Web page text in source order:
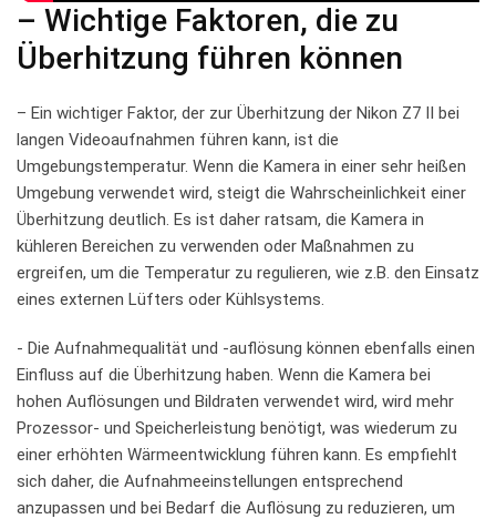
– ⁢Wichtige⁤ Faktoren, die zu
Überhitzung führen können
– Ein wichtiger Faktor, der zur Überhitzung der Nikon Z7 II bei⁤
langen Videoaufnahmen führen⁤ kann, ist‌ die
Umgebungstemperatur. Wenn die Kamera in einer ‌sehr heißen
Umgebung verwendet wird, ⁢steigt ​die Wahrscheinlichkeit einer
Überhitzung deutlich. Es⁤ ist ⁢daher⁢ ratsam,⁤ die⁣ Kamera in
⁤kühleren Bereichen​ zu verwenden ‌oder ‌Maßnahmen​ zu
ergreifen, um die Temperatur zu‌ regulieren, ⁢wie z.B. den‍ Einsatz
eines externen Lüfters oder Kühlsystems.
-‍ Die Aufnahmequalität und -auflösung ⁤können ebenfalls‌ einen
Einfluss ​auf die‌ Überhitzung haben. Wenn die Kamera⁣ bei⁢
hohen ⁢Auflösungen und Bildraten ​verwendet wird,​ wird mehr
Prozessor- und Speicherleistung benötigt, was wiederum ‌zu
einer erhöhten ⁢Wärmeentwicklung ⁢führen​ kann. Es empfiehlt
sich ‍daher,​ die Aufnahmeeinstellungen entsprechend
anzupassen‍ und bei Bedarf die Auflösung zu‍ reduzieren, um